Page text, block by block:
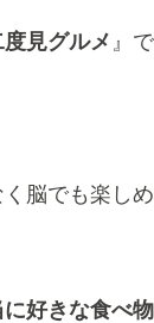
見グルメ 』
脳でも楽し
好きな食べ